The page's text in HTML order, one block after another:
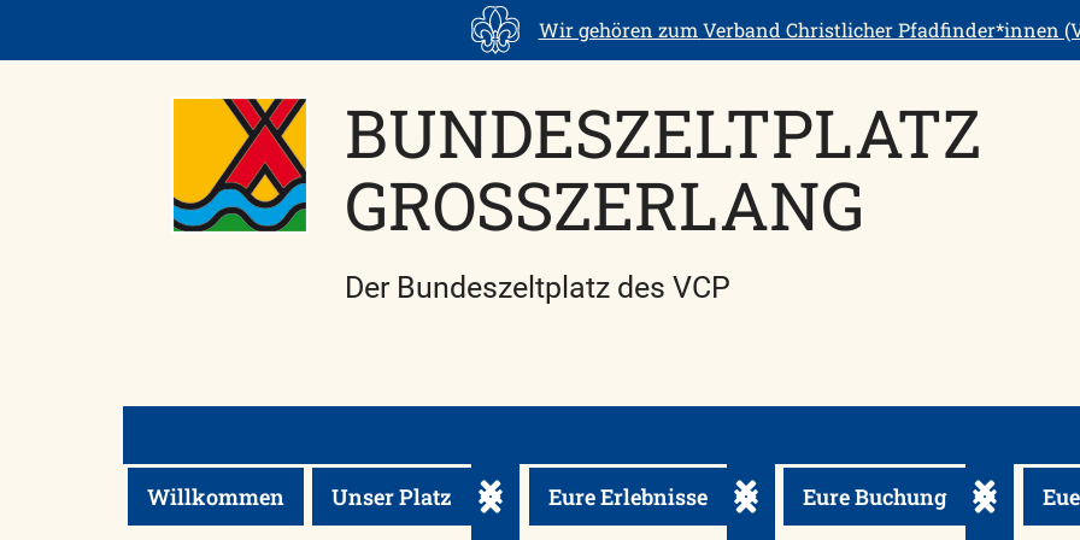
Wir gehören zum Verband Christlicher Pfadfinder*innen
BUNDESZELTPLATZ
GROSSZERLANG
Der Bundeszeltplatz des VCP
Willkommen Unser Platz Untermenü ein-/ausklappen
Eure Erlebnisse Untermenü ein-/ausklappen
Eure Buchung Untermenü